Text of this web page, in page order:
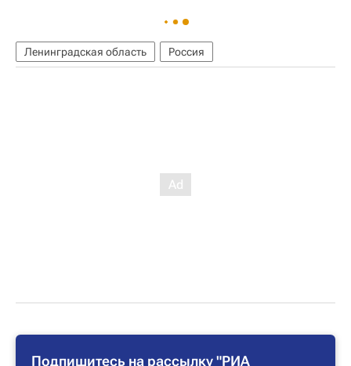
Ленинградская область Россия
Подпишитесь на рассылку "РИА